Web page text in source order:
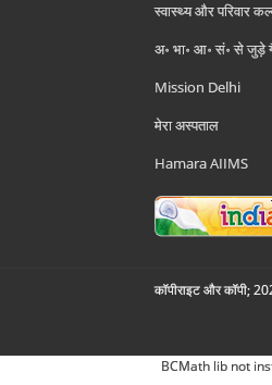
स्वास्थ्य और परिवार
अ॰ भा॰ आ॰ सं॰ से जुड़े
Mission Delhi
मेरा अस्पताल
Hamara AIIMS
कॉपीराइट और कॉपी;
BCMath lib not